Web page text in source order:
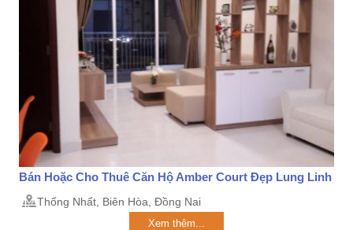
Bán Hoặc Cho Thuê Căn Hộ Amber Court Đẹp Lung Linh
Thống Nhất, Biên Hòa, Đồng Nai
Xem thêm...